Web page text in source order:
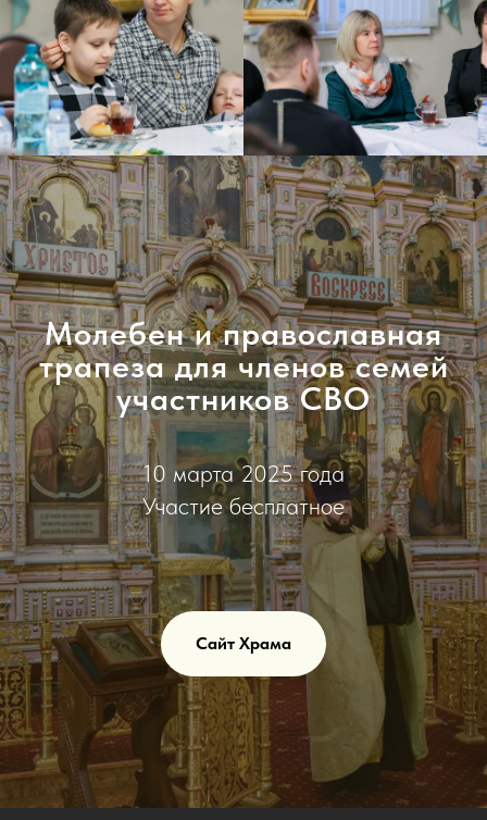
Молебен и православная
трапеза для членов семей
участников СВО
10 марта 2025 года
Участие бесплатное
Сайт Храма